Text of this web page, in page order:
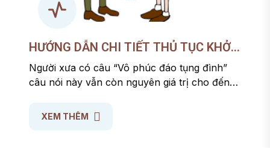
HƯỚNG DẪN CHI TIẾT THỦ TỤC KHỞI
KIỆN VỤ ÁN DÂN SỰ THEO QUY ĐỊNH
MỚI NHẤT
Người xưa có câu “Vô phúc đáo tụng đình”
câu nói này vẫn còn nguyên giá trị cho đến
càng thấm hiểu câu nói này. Hiện nay với sự
XEM THÊM